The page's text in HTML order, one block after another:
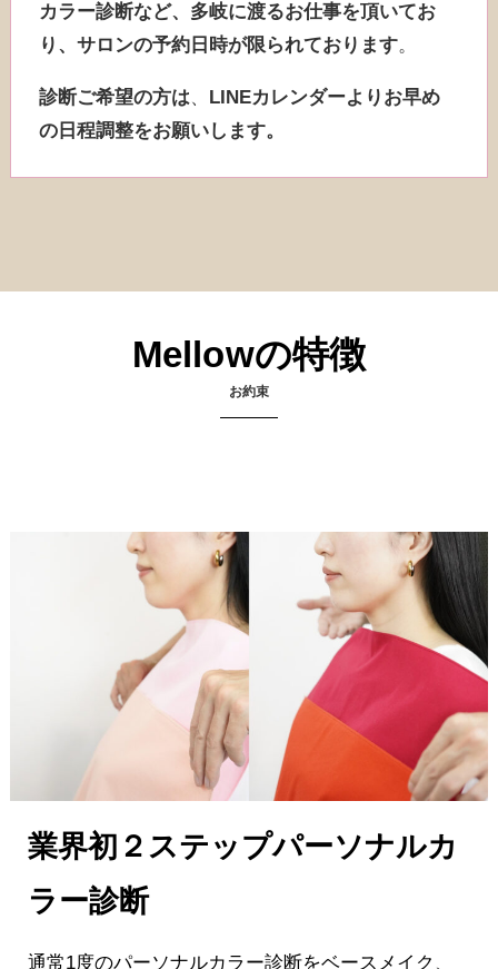
カラー診断など、多岐に渡るお仕事を頂いてお
り、サロンの予約日時が限られております。
診断ご希望の方は、
LINEカレンダーよりお早め
の日程調整をお願いします。
Mellowの特徴
お約束
業界初２ステップパーソナルカ
ラー診断
通常1度のパーソナルカラー診断をベースメイク、